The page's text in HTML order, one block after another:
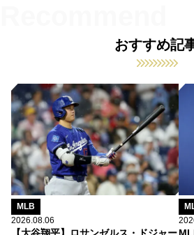
おすすめ記
MLB
2026.08.06
【大谷翔平】ロサンゼルス・ドジャー